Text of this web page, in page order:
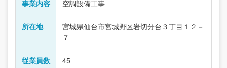
事業内容 空調設備工事
所在地
宮城県仙台市宮城野区岩切分台３丁目１２－
７
従業員数 45